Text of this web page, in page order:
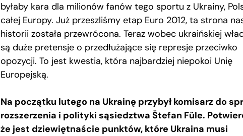
byłaby kara dla milionów fanów tego sportu z Ukrainy,
całej Europy. Już przeszliśmy etap Euro 2012, ta strona
historii została przewrócona. Teraz wobec ukraińskiej
są duże pretensje o przedłużające się represje przeciwko
opozycji. To jest kwestia, która najbardziej niepokoi Unię
Europejską.
Na początku lutego na Ukrainę przybył komisarz do
rozszerzenia i polityki sąsiedztwa Štefan Füle.
że jest dziewiętnaście punktów, które Ukraina musi